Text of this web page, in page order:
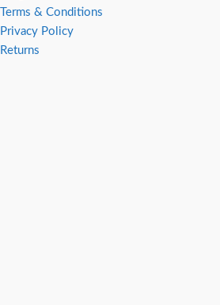
Terms & Conditions
Privacy Policy
Returns